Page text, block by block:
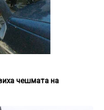
чешмата на